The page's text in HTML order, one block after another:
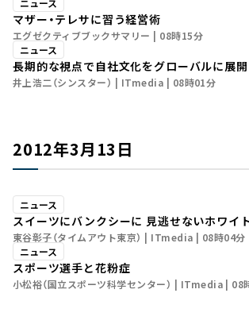
ニュース
マザー・テレサに習う経営術
エグゼクティブブックサマリー
08時15分
ニュース
長期的な視点で自社文化をグローバルに展開
井上浩二（シンスター） ITmedia 08時01分
2012年3月13日
ニュース
スイーツにバンクシーに 見逃せないホワイ
東谷彰子（タイムアウト東京） ITmedia
08時04分
ニュース
スポーツ選手と花粉症
小松裕（国立スポーツ科学センター） ITmedia 08